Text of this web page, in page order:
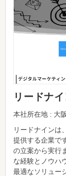
リードナ
本社所在地 : 大
リードナインは
提供する企業で
の立案から実行
な経験とノウハ
最適なソリュー